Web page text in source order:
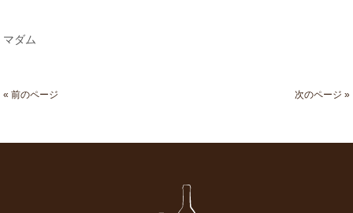
マダム
« 前のページ 次のページ »